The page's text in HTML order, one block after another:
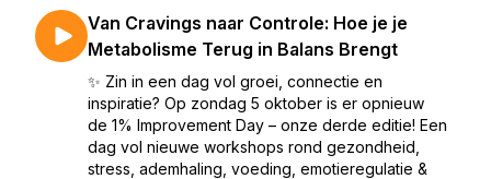
Van Cravings naar Controle: Hoe je je
Metabolisme Terug in Balans Brengt
✨ Zin in een dag vol groei, connectie en
inspiratie? Op zondag 5 oktober is er opnieuw
de 1% Improvement Day – onze derde editie! Een
dag vol nieuwe workshops rond gezondheid,
stress, ademhaling, voeding, emotieregulatie &